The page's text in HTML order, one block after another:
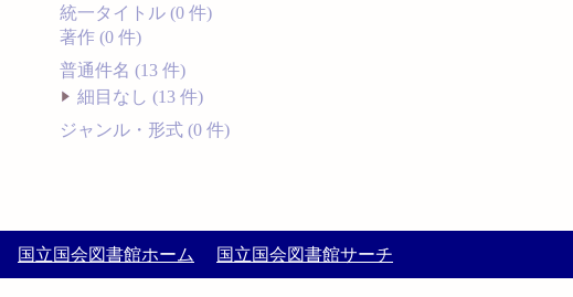
統一タイトル (0 件)
著作 (0 件)
普通件名 (13 件)
細目なし (13 件)
ジャンル・形式 (0 件)
国立国会図書館ホーム 国立国会図書館サーチ